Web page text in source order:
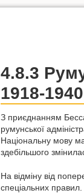
4.8.3
1918-
З приєднанням
румунської
Національну мову
здебільшого
На відміну від
спеціальних